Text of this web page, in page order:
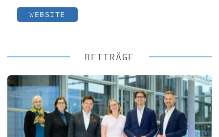
WEBSITE
BEITRÄGE